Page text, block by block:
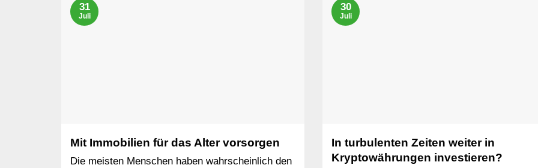
Mit Immobilien für das Alter vorsorgen
Die meisten Menschen haben wahrscheinlich den
31
Juli
In turbulenten Zeiten weiter in
Kryptowährungen investieren?
30
Juli